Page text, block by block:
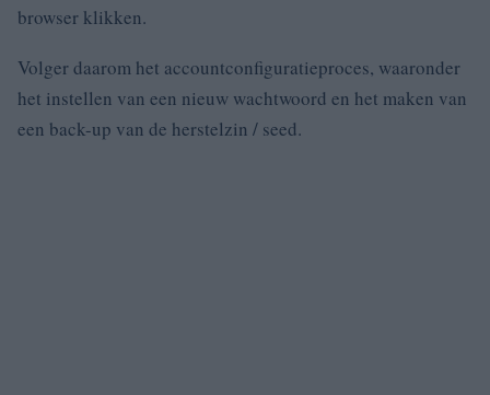
browser klikken.
Volger daarom het accountconfiguratieproces, waaronder
het instellen van een nieuw wachtwoord en het maken van
een back-up van de herstelzin / seed.